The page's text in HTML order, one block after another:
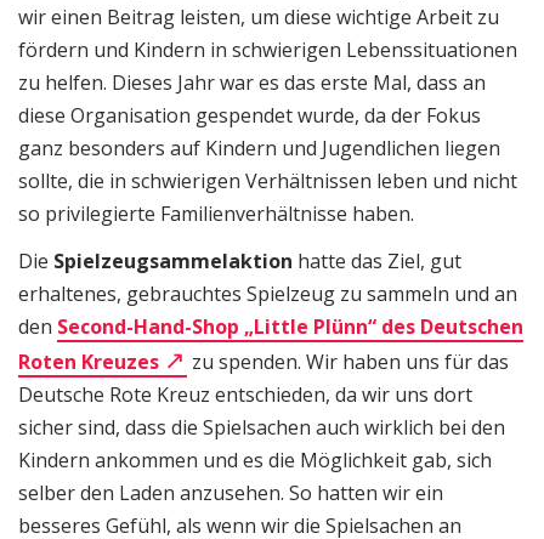
wir einen Beitrag leisten, um diese wichtige Arbeit zu
fördern und Kindern in schwierigen Lebenssituationen
zu helfen. Dieses Jahr war es das erste Mal, dass an
diese Organisation gespendet wurde, da der Fokus
ganz besonders auf Kindern und Jugendlichen liegen
sollte, die in schwierigen Verhältnissen leben und nicht
so privilegierte Familienverhältnisse haben.
Die Spielzeugsammelaktion hatte das Ziel, gut
erhaltenes, gebrauchtes Spielzeug zu sammeln und an
den Second-Hand-Shop „Little Plünn“ des Deutschen
Roten Kreuzes
zu spenden. Wir haben uns für das
Deutsche Rote Kreuz entschieden, da wir uns dort
sicher sind, dass die Spielsachen auch wirklich bei den
Kindern ankommen und es die Möglichkeit gab, sich
selber den Laden anzusehen. So hatten wir ein
besseres Gefühl, als wenn wir die Spielsachen an